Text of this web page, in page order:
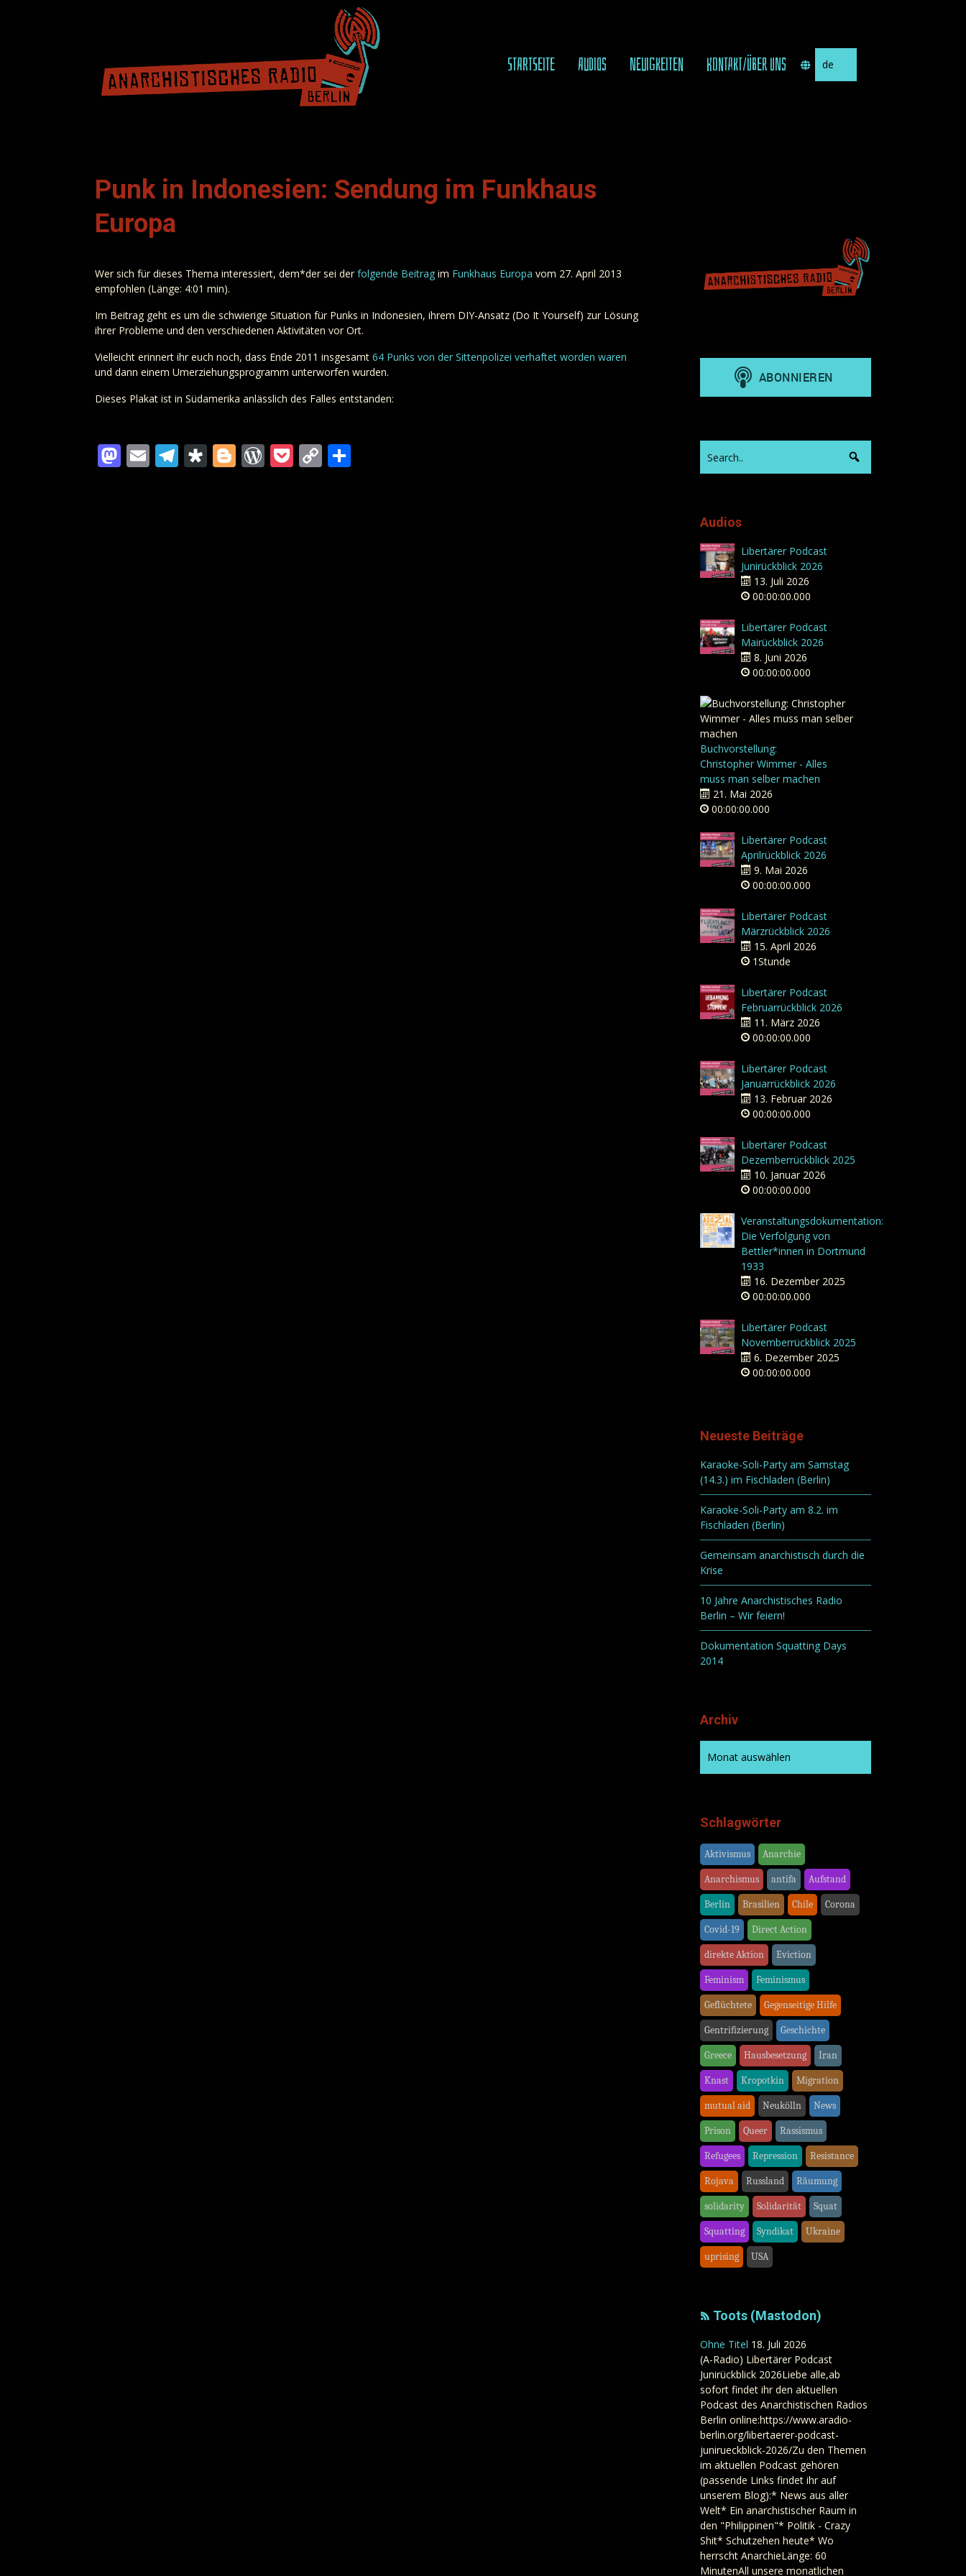
STARTSEITE AUDIOS NEUIGKEITEN KONTAKT/ÜBER UNS
auswählen
Punk in Indonesien: Sendung im Funkhaus
Europa
Wer sich für dieses Thema interessiert, dem*der sei der folgende Beitrag im Funkhaus Europa vom 27. April 2013
empfohlen (Länge: 4:01 min).
Im Beitrag geht es um die schwierige Situation für Punks in Indonesien, ihrem DIY-Ansatz (Do It Yourself) zur Lösung
ihrer Probleme und den verschiedenen Aktivitäten vor Ort.
Vielleicht erinnert ihr euch noch, dass Ende 2011 insgesamt 64 Punks von der Sittenpolizei verhaftet worden waren
und dann einem Umerziehungsprogramm unterworfen wurden.
Dieses Plakat ist in Südamerika anlässlich des Falles entstanden:
Mastodon
EmailTelegram
Diaspora
Blogger
WordPress
Pocket
Copy
Audios
Libertärer Podcast
Junirückblick 2026
13. Juli 2026
00:00:00.000
Libertärer Podcast
Mairückblick 2026
8. Juni 2026
00:00:00.000
Buchvorstellung:
Christopher Wimmer - Alles
muss man selber machen
21. Mai 2026
00:00:00.000
Libertärer Podcast
Aprilrückblick 2026
9. Mai 2026
00:00:00.000
Libertärer Podcast
Märzrückblick 2026
15. April 2026
1Stunde
Libertärer Podcast
Februarrückblick 2026
11. März 2026
00:00:00.000
Libertärer Podcast
Januarrückblick 2026
13. Februar 2026
00:00:00.000
Libertärer Podcast
Dezemberrückblick 2025
10. Januar 2026
00:00:00.000
Veranstaltungsdokumentation:
Die Verfolgung von
Bettler*innen in Dortmund
1933
16. Dezember 2025
00:00:00.000
Libertärer Podcast
Novemberrückblick 2025
6. Dezember 2025
00:00:00.000
Neueste Beiträge
Karaoke-Soli-Party am Samstag
(14.3.) im Fischladen (Berlin)
Karaoke-Soli-Party am 8.2. im
Fischladen (Berlin)
Gemeinsam anarchistisch durch die
Krise
10 Jahre Anarchistisches Radio
Berlin – Wir feiern!
Dokumentation Squatting Days
2014
Archiv
Schlagwörter
Aktivismus Anarchie
Anarchismus antifa Aufstand
Berlin Brasilien Chile Corona
Covid-19 Direct Action
direkte Aktion Eviction
Feminism Feminismus
Geflüchtete Gegenseitige Hilfe
Gentrifizierung Geschichte
Greece Hausbesetzung Iran
Knast Kropotkin Migration
mutual aid Neukölln News
Prison Queer Rassismus
Refugees Repression Resistance
Rojava Russland Räumung
solidarity Solidarität Squat
Squatting Syndikat Ukraine
uprising USA
Toots (Mastodon)
Ohne Titel 18. Juli 2026
(A-Radio) Libertärer Podcast
Junirückblick 2026Liebe alle,ab
sofort findet ihr den aktuellen
Podcast des Anarchistischen Radios
Berlin online:https://www.aradio-
berlin.org/libertaerer-podcast-
junirueckblick-2026/Zu den Themen
im aktuellen Podcast gehören
(passende Links findet ihr auf
unserem Blog):* News aus aller
Welt* Ein anarchistischer Raum in
den "Philippinen"* Politik - Crazy
Shit* Schutzehen heute* Wo
herrscht AnarchieLänge: 60
MinutenAll unsere monatlichen